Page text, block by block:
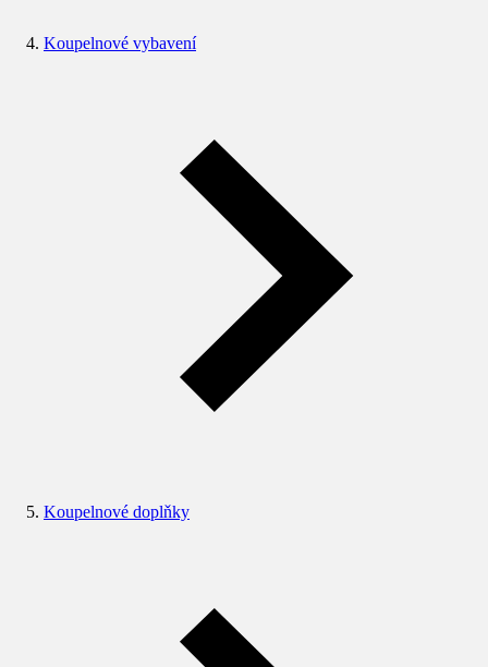
Koupelnové vybavení
Koupelnové doplňky